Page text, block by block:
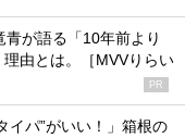
が語る「10年前より
由とは。［MVVりらい
PR
イパ”がいい！」箱根の